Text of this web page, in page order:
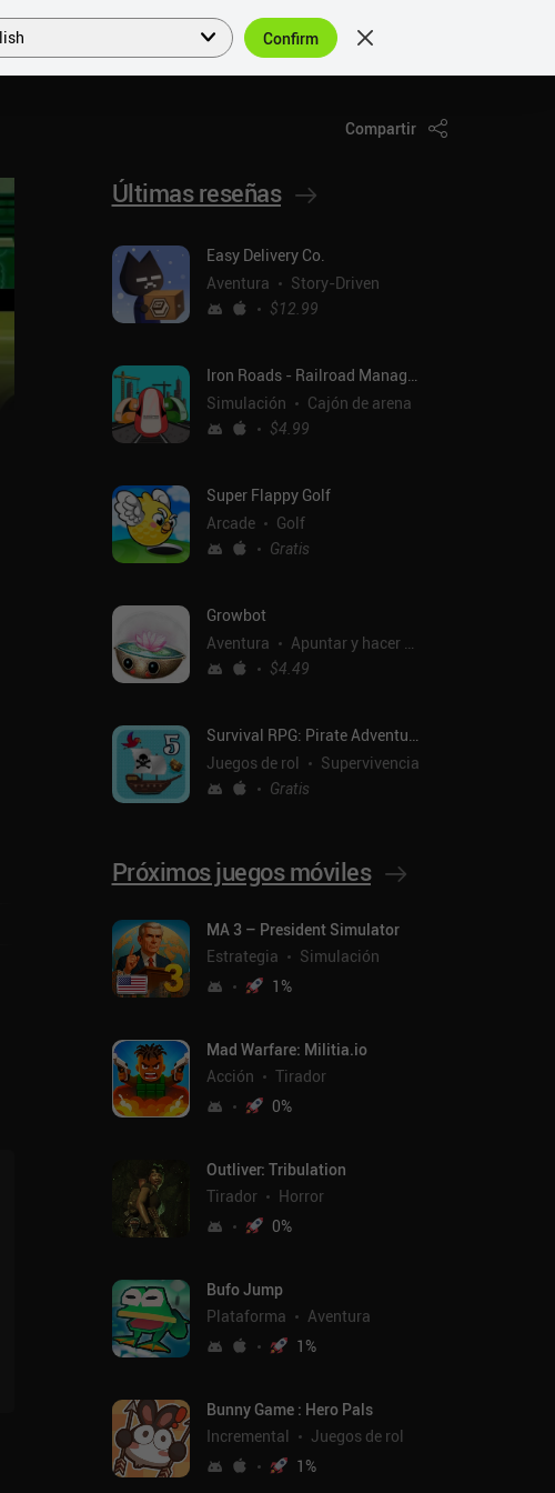
TOP ES
Compartir
Últimas reseñas
Easy Delivery Co.
Aventura
Story-Driven
$12.99
Iron Roads - Railroad Manager
Simulación
Cajón de arena
$4.99
Super Flappy Golf
Arcade
Golf
Gratis
Growbot
Aventura
Apuntar y hacer clic
$4.49
Survival RPG: Pirate Adventure
Juegos de rol
Supervivencia
Gratis
Próximos juegos móviles
MA 3 – President Simulator
Estrategia
Simulación
1%
Mad Warfare: Militia.io
Acción
Tirador
0%
Outliver: Tribulation
Tirador
Horror
0%
Bufo Jump
Plataforma
Aventura
1%
Bunny Game : Hero Pals
Incremental
Juegos de rol
1%
Confirm